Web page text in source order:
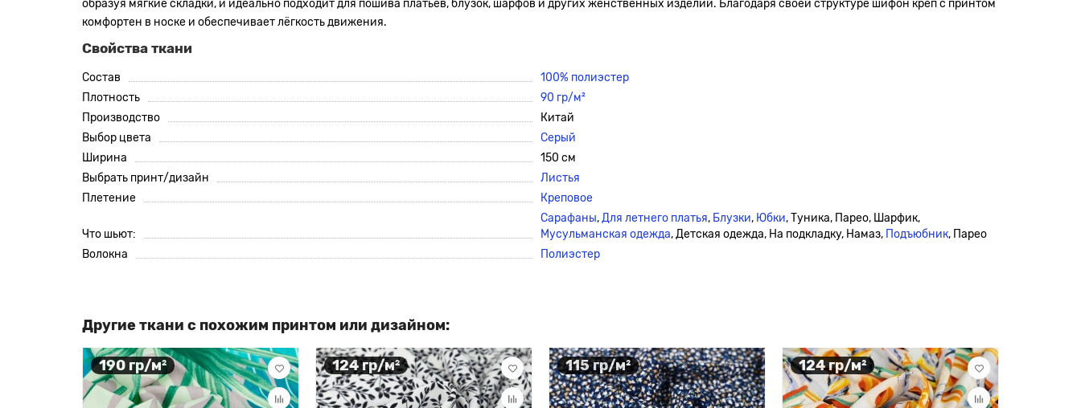
образуя мягкие складки, и идеально подходит для пошива платьев, блузок, шарфов и других женственных изделий. Благодаря своей структуре шифон креп с принтом
комфортен в носке и обеспечивает лёгкость движения.
Свойства ткани
Состав
100% полиэстер
Плотность
90 гр/м²
Производство
Китай
Выбор цвета
Серый
Ширина
150 см
Выбрать принт/дизайн
Листья
Плетение
Креповое
Что шьют:
Сарафаны,Для летнего платья, Блузки, Юбки, Туника, Парео, Шарфик,
Мусульманская одежда, Детская одежда, На подкладку, Намаз, Подъюбник, Парео
Волокна
Полиэстер
Другие ткани с похожим принтом или дизайном:
190 гр/м² 124 гр/м² 115 гр/м² 124 гр/м²